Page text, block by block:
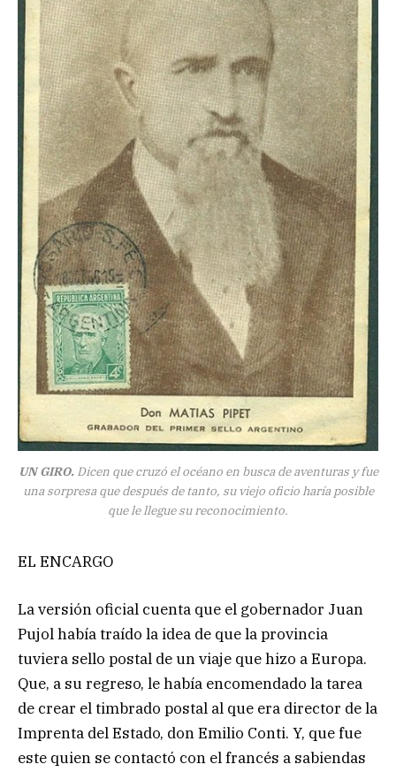
UN GIRO. Dicen que cruzó el océano en busca de aventuras y fue
una sorpresa que después de tanto, su viejo oficio haría posible
que le llegue su reconocimiento.
EL ENCARGO
La versión oficial cuenta que el gobernador Juan
Pujol había traído la idea de que la provincia
tuviera sello postal de un viaje que hizo a Europa.
Que, a su regreso, le había encomendado la tarea
de crear el timbrado postal al que era director de la
Imprenta del Estado, don Emilio Conti. Y, que fue
este quien se contactó con el francés a sabiendas